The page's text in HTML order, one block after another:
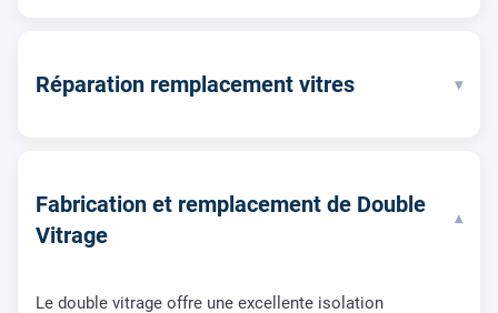
Réparation remplacement vitres ▾
Fabrication et remplacement de Double
Vitrage
▾
Le double vitrage offre une excellente isolation